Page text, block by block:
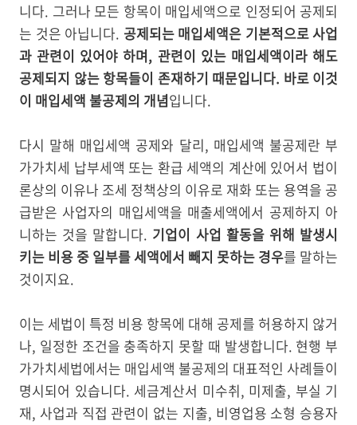
니다. 그러나 모든 항목이 매입세액으로 인정되어 공제되
는 것은 아닙니다. 공제되는 매입세액은 기본적으로 사업
과 관련이 있어야 하며, 관련이 있는 매입세액이라 해도
공제되지 않는 항목들이 존재하기 때문입니다. 바로 이것
이 매입세액 불공제의 개념입니다.
다시 말해 매입세액 공제와 달리, 매입세액 불공제란 부
가가치세 납부세액 또는 환급 세액의 계산에 있어서 법이
론상의 이유나 조세 정책상의 이유로 재화 또는 용역을 공
급받은 사업자의 매입세액을 매출세액에서 공제하지 아
니하는 것을 말합니다. 기업이 사업 활동을 위해 발생시
키는 비용 중 일부를 세액에서 빼지 못하는 경우를 말하는
것이지요.
이는 세법이 특정 비용 항목에 대해 공제를 허용하지 않거
나, 일정한 조건을 충족하지 못할 때 발생합니다. 현행 부
가가치세법에서는 매입세액 불공제의 대표적인 사례들이
명시되어 있습니다. 세금계산서 미수취, 미제출, 부실 기
재, 사업과 직접 관련이 없는 지출, 비영업용 소형 승용자